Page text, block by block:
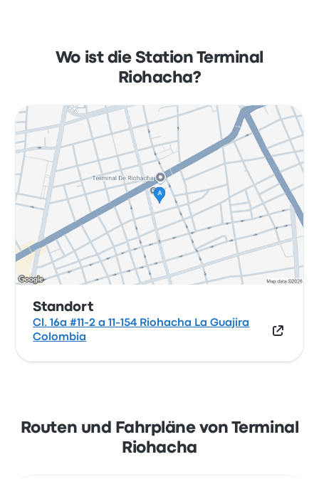
Sehen Sie sich den Standort dieser
Bushaltestelle in Riohacha auf einer Karte an.
Wo ist die Station Terminal
Riohacha?
Standort
Cl. 16a #11-2 a 11-154 Riohacha La Guajira
Colombia
Routen und Fahrpläne von Terminal
Riohacha